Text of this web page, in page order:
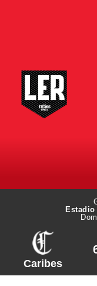
Caribes